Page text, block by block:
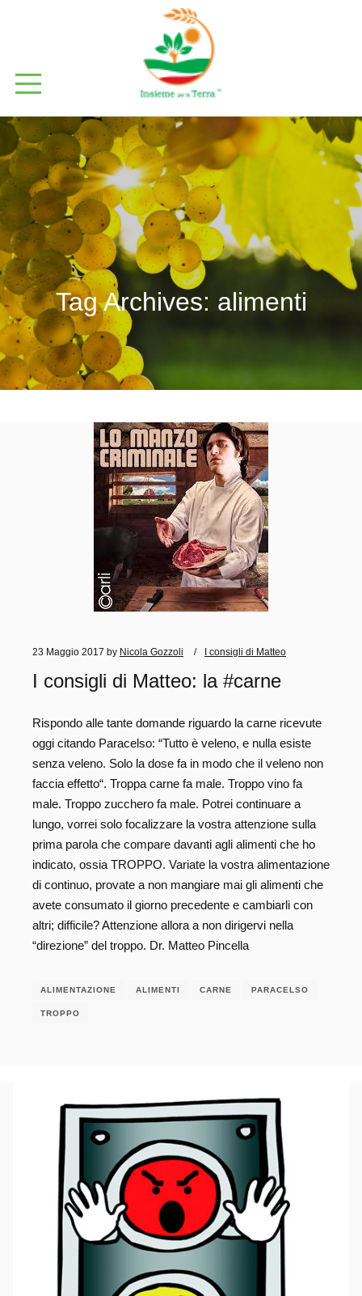
Tag Archives: alimenti
23 Maggio 2017 by Nicola Gozzoli I consigli di Matteo
I consigli di Matteo: la #carne
Rispondo alle tante domande riguardo la carne ricevute
oggi citando Paracelso: “Tutto è veleno, e nulla esiste
senza veleno. Solo la dose fa in modo che il veleno non
faccia effetto“. Troppa carne fa male. Troppo vino fa
male. Troppo zucchero fa male. Potrei continuare a
lungo, vorrei solo focalizzare la vostra attenzione sulla
prima parola che compare davanti agli alimenti che ho
indicato, ossia TROPPO. Variate la vostra alimentazione
di continuo, provate a non mangiare mai gli alimenti che
avete consumato il giorno precedente e cambiarli con
altri; difficile? Attenzione allora a non dirigervi nella
“direzione” del troppo. Dr. Matteo Pincella
ALIMENTAZIONE ALIMENTI CARNE PARACELSO
TROPPO